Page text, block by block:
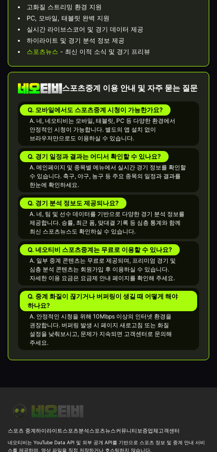
고화질 스트리밍 환경 지원
PC, 모바일, 태블릿 완벽 지원
실시간 라이브스코어 및 경기 데이터 제공
하이라이트 및 경기 분석 정보 제공
스포츠뉴스 - 최신 이적 소식 및 경기 프리뷰
스포츠중계 이용 안내 및 자주 묻는 질문
Q. 모바일에서도 스포츠중계 시청이 가능한가요?
A. 네, 네오티비는 모바일, 태블릿, PC 등 다양한 환경에서
안정적인 시청이 가능합니다. 별도의 앱 설치 없이
브라우저만으로도 이용하실 수 있습니다.
Q. 경기 일정과 결과는 어디서 확인할 수 있나요?
A. 메인페이지 및 종목별 메뉴에서 실시간 경기 정보를 확인할
수 있습니다. 축구, 야구, 농구 등 주요 종목의 일정과 결과를
한눈에 확인하세요.
Q. 경기 분석 정보도 제공되나요?
A. 네, 팀 및 선수 데이터를 기반으로 다양한 경기 분석 정보를
제공합니다. 승률, 최근 폼, 맞대결 기록 등 심층 통계와 함께
최신 스포츠뉴스도 확인하실 수 있습니다.
Q. 네오티비 스포츠중계는 무료로 이용할 수 있나요?
A. 일부 중계 콘텐츠는 무료로 제공되며, 프리미엄 경기 및
심층 분석 콘텐츠는 회원가입 후 이용하실 수 있습니다.
자세한 이용 요금은 요금제 안내 페이지를 확인해 주세요.
Q. 중계 화질이 끊기거나 버퍼링이 생길 때 어떻게 해야
하나요?
A. 안정적인 시청을 위해 10Mbps 이상의 인터넷 환경을
권장합니다. 버퍼링 발생 시 페이지 새로고침 또는 화질
설정을 낮춰보시고, 문제가 지속되면 고객센터로 문의해
주세요.
스포츠 중계하이라이트스포츠분석스포츠뉴스커뮤니티보증업체고객센터
네오티비는 YouTube Data API 및 외부 공개 API를 기반으로 스포츠 정보 및 중계 안내 서비
스를 제공하며, 영상 파일을 직접 저장하거나 호스팅하지 않습니다.